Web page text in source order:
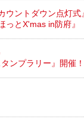
ウントダウン点灯式
とX'mas in防府』
ンプラリー』開催！